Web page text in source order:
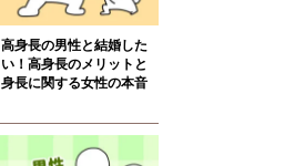
高身長の男性と結婚した
い！高身長のメリットと
身長に関する女性の本音